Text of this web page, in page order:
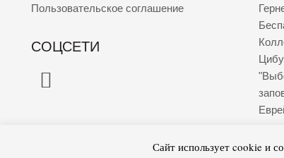
Пользовательское соглашение
СОЦСЕТИ
Сайт использует cookie и